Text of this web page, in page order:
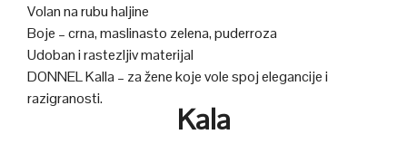
Volan na rubu haljine
Boje – crna, maslinasto zelena, puderroza
Udoban i rastezljiv materijal
DONNEL Kalla – za žene koje vole spoj elegancije i
razigranosti.
Kala